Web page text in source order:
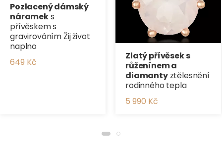
Pozlacený dámský
nárameks
přívěskem s
gravirováním Žij život
naplno
649 Kč
Zlatý přívěsek s
růženínem a
diamantyztělesnění
rodinného tepla
5 990 Kč